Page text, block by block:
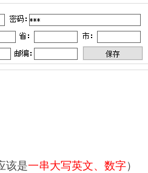
该是一串大写英文、数字）